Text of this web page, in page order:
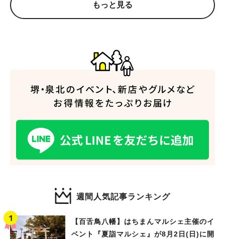
もっと見る
週間人気記事ランキング
【百舌鳥八幡】はちまんマルシェ主催のイ
ベント『夏詣マルシェ』が8月2日(日)に開